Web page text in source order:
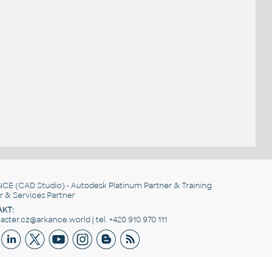
(CAD Studio) - Autodesk Platinum Partner & Training
& Services Partner
| tel. +420 910 970 111